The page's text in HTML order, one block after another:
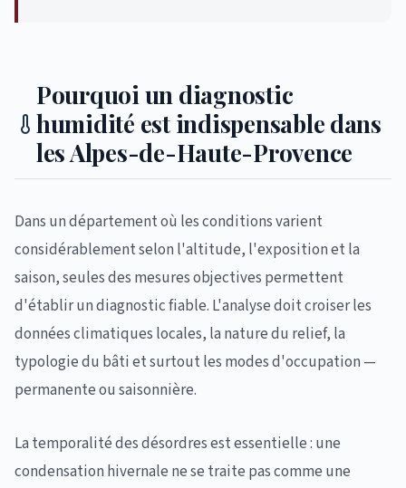
Pourquoi un diagnostic
humidité est indispensable dans
les Alpes-de-Haute-Provence
Dans un département où les conditions varient
considérablement selon l'altitude, l'exposition et la
saison, seules des mesures objectives permettent
d'établir un diagnostic fiable. L'analyse doit croiser les
données climatiques locales, la nature du relief, la
typologie du bâti et surtout les modes d'occupation —
permanente ou saisonnière.
La temporalité des désordres est essentielle : une
condensation hivernale ne se traite pas comme une